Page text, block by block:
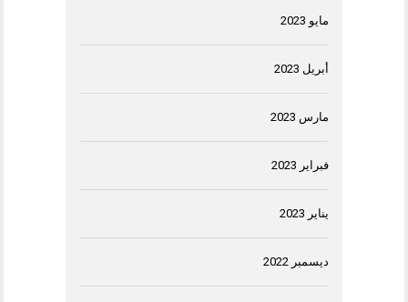
مايو 2023
أبريل 2023
مارس 2023
فبراير 2023
يناير 2023
ديسمبر 2022